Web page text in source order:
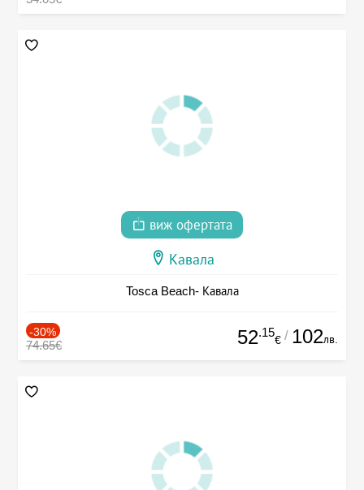
виж офертата
Кавала
Tosca Beach- Кавала
-30%
74.65€ 52.15
€ / 102лв.